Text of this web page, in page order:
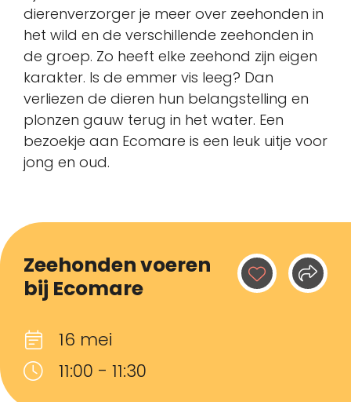
Zeehonden voeren
bij Ecomare
16 mei
11:00 - 11:30
dierenverzorger je meer over zeehonden in
het wild en de verschillende zeehonden in
de groep. Zo heeft elke zeehond zijn eigen
karakter. Is de emmer vis leeg? Dan
verliezen de dieren hun belangstelling en
plonzen gauw terug in het water. Een
bezoekje aan Ecomare is een leuk uitje voor
jong en oud.